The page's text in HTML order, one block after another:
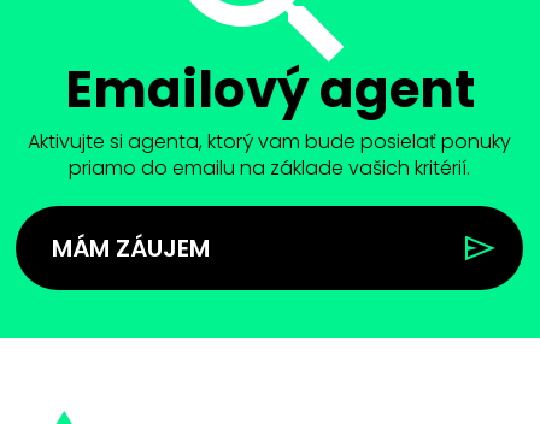
Emailový agent
Aktivujte si agenta, ktorý vam bude posielať ponuky
priamo do emailu na základe vašich kritérií.
MÁM ZÁUJEM